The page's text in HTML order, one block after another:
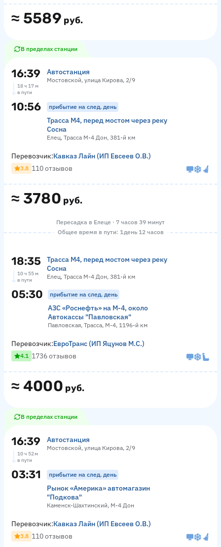
≈ 5589 руб.
В пределах станции
16:39 Автостанция
Мостовской, улица Кирова, 2/9
18 ч 17 м
в пути
10:56 прибытие на след. день
Трасса М4, перед мостом через реку
Сосна
Елец, Трасса М-4 Дон, 381-й км
≈ 3780 руб.
Перевозчик:Кавказ Лайн (ИП Евсеев О.В.)
3.8 110 отзывов
Пересадка в Елеце · 7 часов 39 минут
Общее время в пути: 1 день 12 часов
18:35
Трасса М4, перед мостом через реку
Сосна
Елец, Трасса М-4 Дон, 381-й км
10 ч 55 м
в пути
05:30 прибытие на след. день
АЗС «Роснефть» на М-4, около
Автокассы "Павловская"
Павловская, Трасса, М-4, 1196-й км
≈ 4000 руб.
Перевозчик:ЕвроТранс (ИП Яцунов М.С.)
4.1 1736 отзывов
В пределах станции
16:39 Автостанция
Мостовской, улица Кирова, 2/9
10 ч 52 м
в пути
03:31 прибытие на след. день
Рынок «Америка» автомагазин
"Подкова"
Каменск-Шахтинский, М-4 Дон
Перевозчик:Кавказ Лайн (ИП Евсеев О.В.)
3.8 110 отзывов